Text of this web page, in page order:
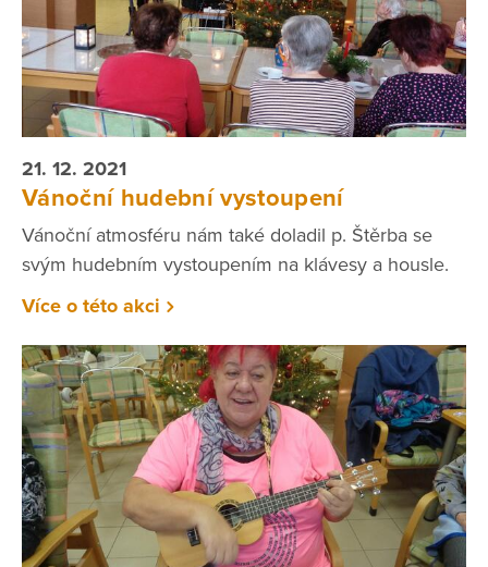
21. 12. 2021
Vánoční hudební vystoupení
Vánoční atmosféru nám také doladil p. Štěrba se
svým hudebním vystoupením na klávesy a housle.
Více o této akci